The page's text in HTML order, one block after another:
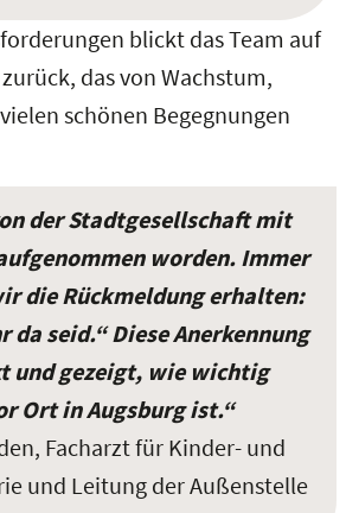
blickt das Team auf
das von Wachstum,
schönen Begegnungen
der Stadtgesellschaft mit
worden. Immer
die Rückmeldung erhalten:
da seid.“ Diese Anerkennung
und gezeigt, wie wichtig
Ort in Augsburg ist.“
Facharzt für Kinder- und
und Leitung der Außenstelle